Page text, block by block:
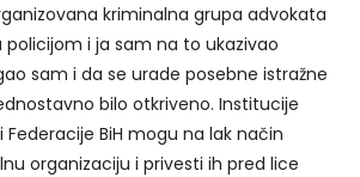
kriminalna grupa advokata
policijom i ja sam na to ukazivao
sam i da se urade posebne istražne
bilo otkriveno. Institucije
Federacije BiH mogu na lak način
organizaciju i privesti ih pred lice